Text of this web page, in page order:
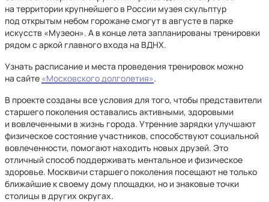
на территории крупнейшего в России музея скульптур
под открытым небом горожане смогут в августе в парке
искусств «Музеон». А в конце лета запланированы тренировки
рядом с аркой главного входа на ВДНХ.
Узнать расписание и места проведения тренировок можно
на сайте «Московского долголетия».
В проекте созданы все условия для того, чтобы представители
старшего поколения оставались активными, здоровыми
и вовлеченными в жизнь города. Утренние зарядки улучшают
физическое состояние участников, способствуют социальной
вовлеченности, помогают находить новых друзей. Это
отличный способ поддерживать ментальное и физическое
здоровье. Москвичи старшего поколения посещают не только
ближайшие к своему дому площадки, но и знаковые точки
столицы в других округах.